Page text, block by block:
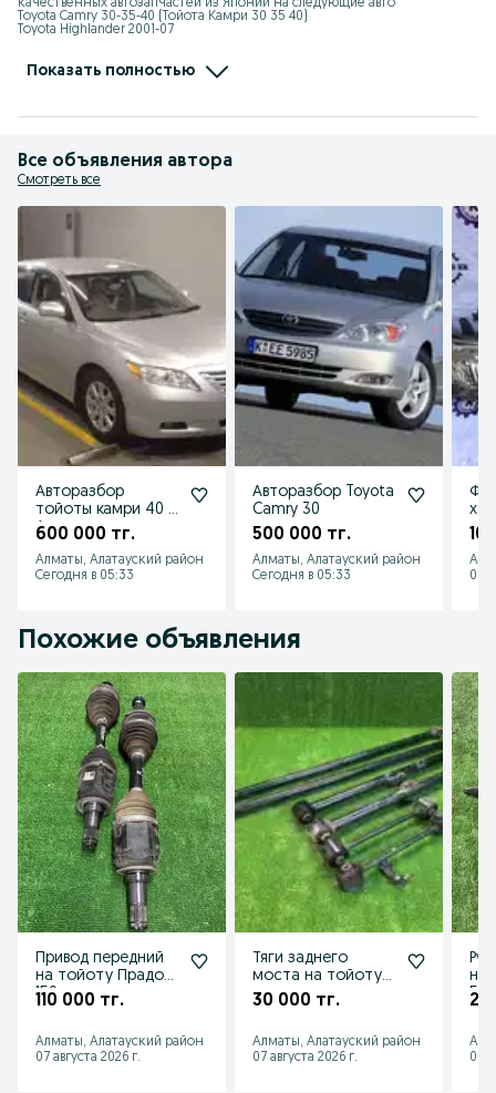
качественных автозапчастей из Японии на следующие авто
Toyota Camry 30-35-40 (Тойота Камри 30 35 40)
Toyota Highlander 2001-07
Mercedes Benz W124 W140 W210
Показать полностью
Все объявления автора
Смотреть все
Авторазбор
тойоты камри 40 в
Алматы
600 000 тг.
Алматы, Алатауский район
Сегодня в 05:33
Авторазбор Toyota
Camry 30
500 000 тг.
Алматы, Алатауский район
Сегодня в 05:33
07
Похожие объявления
Привод передний
на тойоту Прадо
150
110 000 тг.
Алматы, Алатауский район
07 августа 2026 г.
Тяги заднего
моста на тойоту
прадо
30 000 тг.
Алматы, Алатауский район
07 августа 2026 г.
на
50
20
06